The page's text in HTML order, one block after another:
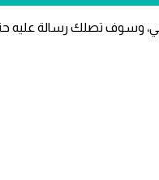
وسوف تصلك رسالة